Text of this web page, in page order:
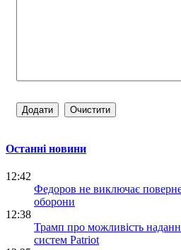
Останні новини
12:42
Федоров не виключає
оборони
12:38
Трамп про можливість
систем Patriot